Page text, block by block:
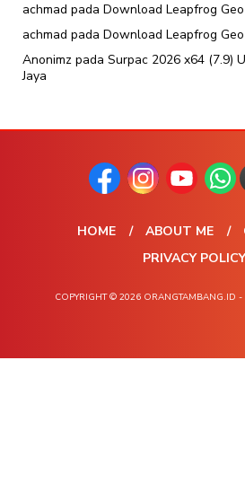
achmad pada Download Leapfrog
achmad pada Download Leapfrog
Anonimz pada Surpac 2026 x64 (7.9)
Jaya
HOME ABOUT ME
PRIVACY POLICY
COPYRIGHT © 2026 ORANGTAMBANG.ID -